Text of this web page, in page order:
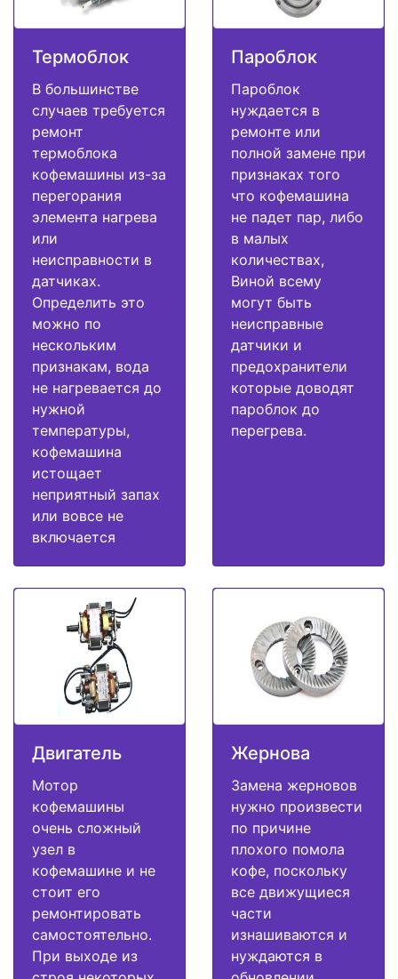
Термоблок
В большинстве
случаев требуется
ремонт
термоблока
кофемашины из-за
перегорания
элемента нагрева
или
неисправности в
датчиках.
Определить это
можно по
нескольким
признакам, вода
не нагревается до
нужной
температуры,
кофемашина
истощает
неприятный запах
или вовсе не
включается
Пароблок
Пароблок
нуждается в
ремонте или
полной замене при
признаках того
что кофемашина
не падет пар, либо
в малых
количествах,
Виной всему
могут быть
неисправные
датчики и
предохранители
которые доводят
пароблок до
перегрева.
Двигатель
Мотор
кофемашины
очень сложный
узел в
кофемашине и не
стоит его
ремонтировать
самостоятельно.
При выходе из
Жернова
Замена жерновов
нужно произвести
по причине
плохого помола
кофе, поскольку
все движущиеся
части
изнашиваются и
нуждаются в